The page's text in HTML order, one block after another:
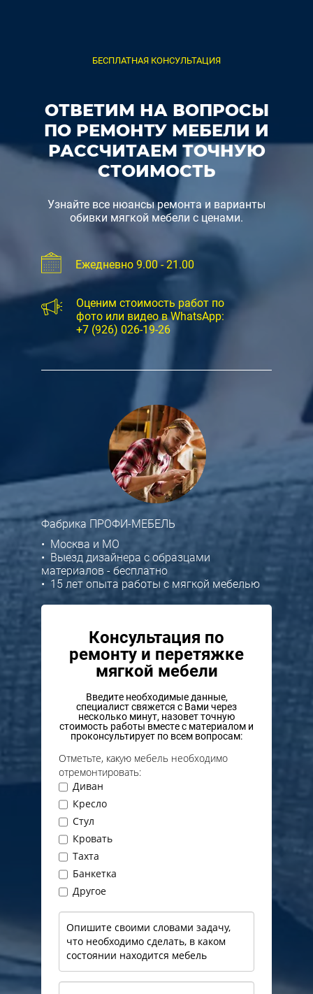
БЕСПЛАТНАЯ КОНСУЛЬТАЦИЯ
ОТВЕТИМ НА ВОПРОСЫ
ПО РЕМОНТУ МЕБЕЛИ И
РАССЧИТАЕМ ТОЧНУЮ
СТОИМОСТЬ
Узнайте все нюансы ремонта и варианты
обивки мягкой мебели с ценами.
Ежедневно 9.00 - 21.00
Оценим стоимость работ по
фото или видео в WhatsApp:
+7 (926) 026-19-26
Фабрика ПРОФИ-МЕБЕЛЬ
• Москва и МО
• Выезд дизайнера с образцами
материалов - бесплатно
• 15 лет опыта работы с мягкой мебелью
Консультация по
ремонту и перетяжке
мягкой мебели
Введите необходимые данные,
специалист свяжется с Вами через
несколько минут, назовет точную
стоимость работы вместе с материалом и
проконсультирует по всем вопросам:
Отметьте, какую мебель необходимо
отремонтировать:
Диван
Кресло
Стул
Кровать
Тахта
Банкетка
Другое